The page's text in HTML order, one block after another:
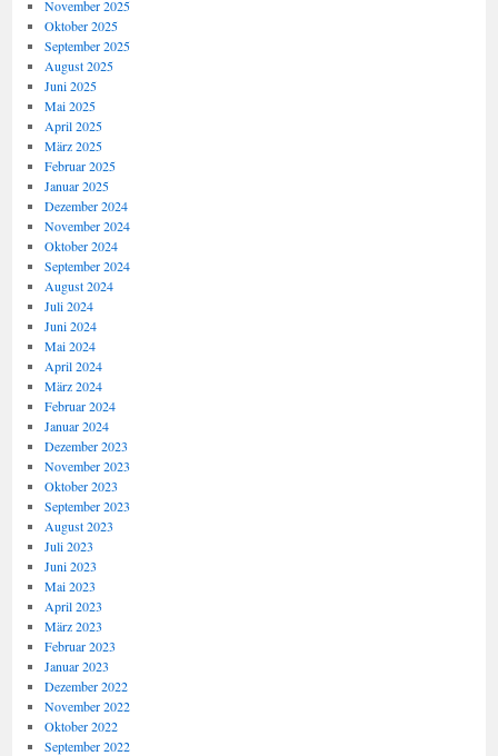
November 2025
Oktober 2025
September 2025
August 2025
Juni 2025
Mai 2025
April 2025
März 2025
Februar 2025
Januar 2025
Dezember 2024
November 2024
Oktober 2024
September 2024
August 2024
Juli 2024
Juni 2024
Mai 2024
April 2024
März 2024
Februar 2024
Januar 2024
Dezember 2023
November 2023
Oktober 2023
September 2023
August 2023
Juli 2023
Juni 2023
Mai 2023
April 2023
März 2023
Februar 2023
Januar 2023
Dezember 2022
November 2022
Oktober 2022
September 2022